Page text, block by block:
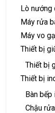
Lò nướng
Máy rửa
Máy vo
Thiết bị
Thiết bị
Thiết bị
Bàn bếp
Chậu